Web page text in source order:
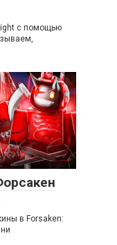
с помощью
в Forsaken: